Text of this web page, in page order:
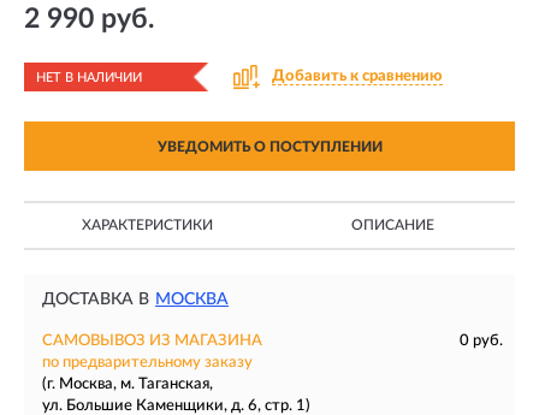
2 990 руб.
НЕТ В НАЛИЧИИ Добавить к сравнению
УВЕДОМИТЬ О ПОСТУПЛЕНИИ
ХАРАКТЕРИСТИКИ ОПИСАНИЕ
ДОСТАВКА В МОСКВА
САМОВЫВОЗ ИЗ МАГАЗИНА
0 руб.
по предварительному заказу
(г. Москва, м. Таганская,
ул. Большие Каменщики, д. 6, стр. 1)